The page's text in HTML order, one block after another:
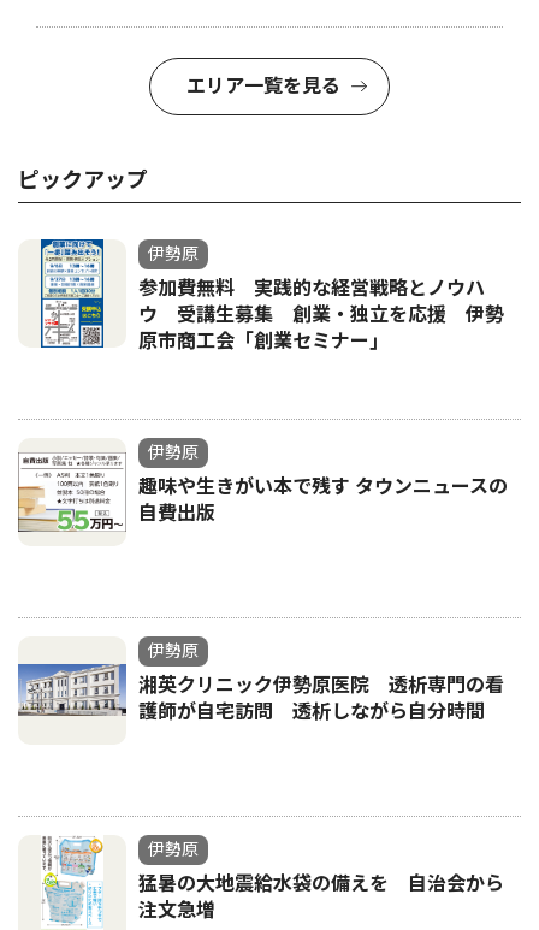
エリア一覧を見る
ピックアップ
伊勢原
参加費無料 実践的な経営戦略とノウハ
ウ 受講生募集 創業・独立を応援 伊勢
原市商工会「創業セミナー｣
伊勢原
趣味や生きがい本で残す タウンニュースの
自費出版
伊勢原
湘英クリニック伊勢原医院 透析専門の看
護師が自宅訪問 透析しながら自分時間
伊勢原
猛暑の大地震給水袋の備えを 自治会から
注文急増